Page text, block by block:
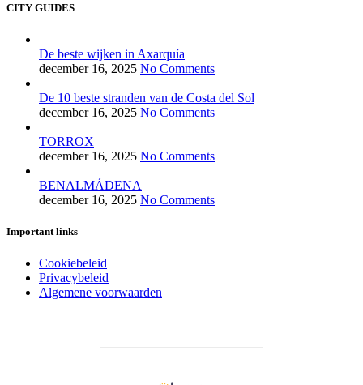
CITY GUIDES
De beste wijken in Axarquía
december 16, 2025 No Comments
De 10 beste stranden van de Costa del Sol
december 16, 2025 No Comments
TORROX
december 16, 2025 No Comments
BENALMÁDENA
december 16, 2025 No Comments
Important links
Cookiebeleid
Privacybeleid
Algemene voorwaarden